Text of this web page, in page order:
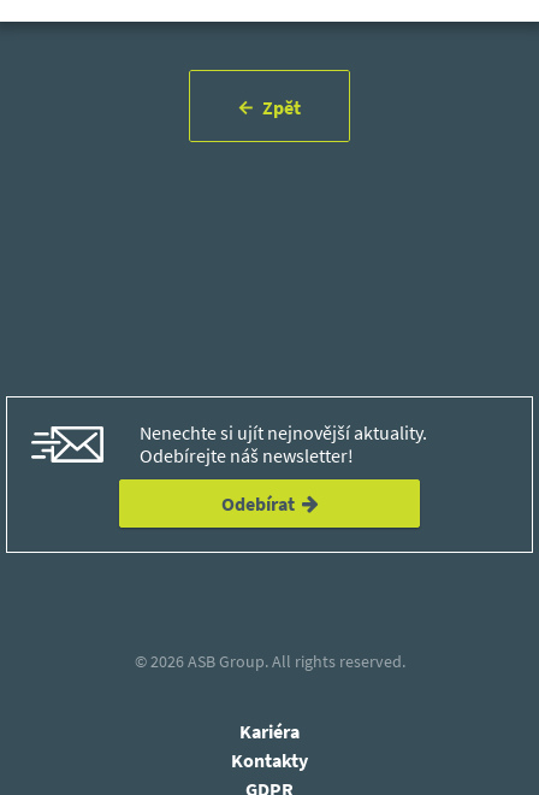
Zpět
Nenechte si ujít nejnovější aktuality.
Odebírejte náš newsletter!
Odebírat
© 2026ASB Group.All rights reserved.
Kariéra
Kontakty
GDPR